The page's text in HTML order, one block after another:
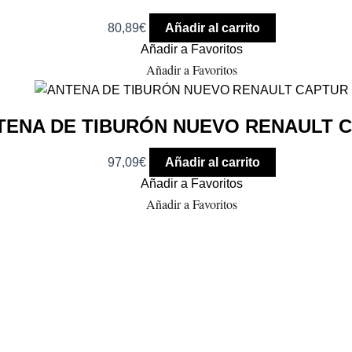
80,89€
Añadir al carrito
Añadir a Favoritos
Añadir a Favoritos
DE TIBURÓN NUEVO RENAULT
97,09€
Añadir al carrito
Añadir a Favoritos
Añadir a Favoritos